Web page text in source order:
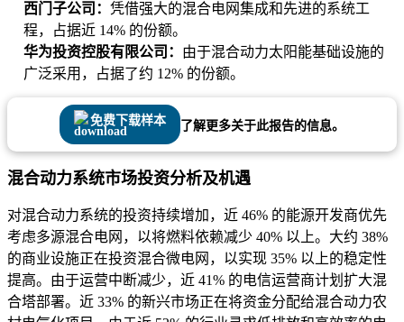
西门子公司： 凭借强大的混合电网集成和先进的系统工
程，占据近 14% 的份额。
华为投资控股有限公司： 由于混合动力太阳能基础设施的
广泛采用，占据了约 12% 的份额。
免费下载样本 了解更多关于此报告的信息。
混合动力系统市场投资分析及机遇
对混合动力系统的投资持续增加，近 46% 的能源开发商优先
考虑多源混合电网，以将燃料依赖减少 40% 以上。大约 38%
的商业设施正在投资混合微电网，以实现 35% 以上的稳定性
提高。由于运营中断减少，近 41% 的电信运营商计划扩大混
合塔部署。近 33% 的新兴市场正在将资金分配给混合动力农